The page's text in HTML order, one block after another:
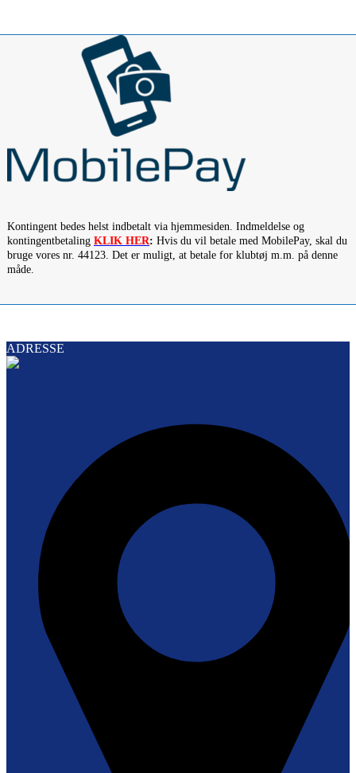
Kontingent bedes helst indbetalt via hjemmesiden. Indmeldelse og
kontingentbetaling KLIK HER: Hvis du vil betale med MobilePay, skal du
bruge vores nr. 44123. Det er muligt, at betale for klubtøj m.m. på denne
måde.
ADRESSE